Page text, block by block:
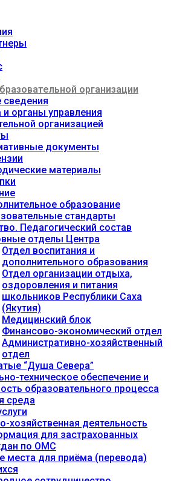
организации
и органы управления
организацией
документы
материалы
образование
стандарты
Педагогический состав
отделы Центра
Отдел воспитания и
дополнительного образования
Отдел организации отдыха,
оздоровления и питания
школьников Республики Саха
(Якутия)
Медицинский блок
Финансово-экономический отдел
Административно-хозяйственный
отдел
“Душа Севера”
техническое обеспечение и
образовательного процесса
среда
хозяйственная деятельность
для застрахованных
по ОМС
места для приёма (перевода)